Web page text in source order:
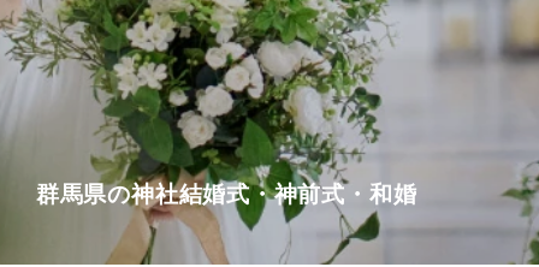
群馬県の神社結婚式・神前式・和婚